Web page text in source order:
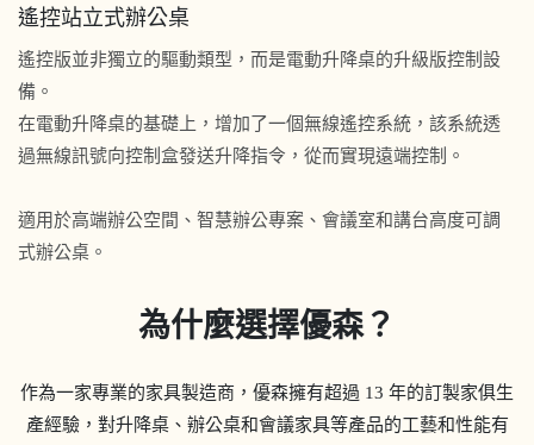
遙控站立式辦公桌
遙控版並非獨立的驅動類型，​​而是電動升降桌的升級版控制設
備。
在電動升降桌的基礎上，增加了一個無線遙控系統，該系統透
過無線訊號向控制盒發送升降指令，從而實現遠端控制。
適用於高端辦公空間、智慧辦公專案、會議室和講台高度可調
式辦公桌。
為什麼選擇優森？
作為一家專業的家具製造商，優森擁有超過 13 年的訂製家俱生
產經驗，對升降桌、辦公桌和會議家具等產品的工藝和性能有